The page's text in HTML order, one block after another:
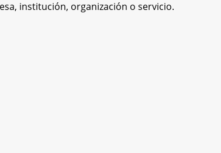
institución, organización o servicio.